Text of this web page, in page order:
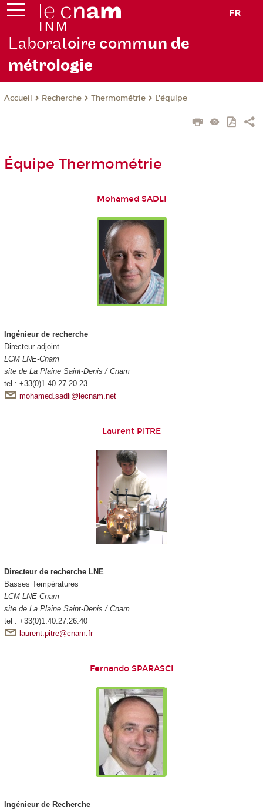
FR
Laboratoire commun de
métrologie
Accueil Recherche Thermométrie L'équipe
Équipe Thermométrie
Mohamed SADLI
Ingénieur de recherche
Directeur adjoint
LCM LNE-Cnam
site de La Plaine Saint-Denis / Cnam
tel : +33(0)1.40.27.20.23
mohamed.sadli@lecnam.net
Laurent PITRE
Directeur de recherche LNE
Basses Températures
LCM LNE-Cnam
site de La Plaine Saint-Denis / Cnam
tel : +33(0)1.40.27.26.40
laurent.pitre@cnam.fr
Fernando SPARASCI
Ingénieur de Recherche